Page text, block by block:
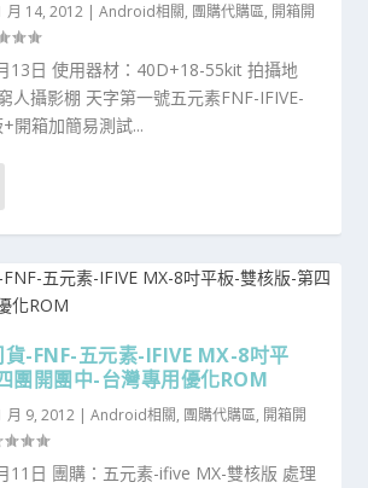
月 14, 2012 |Android相關, 團購代購區, 開箱開
13日 使用器材：40D+18-55kit 拍攝地
人攝影棚 天字第一號五元素FNF-IFIVE-
開箱加簡易測試...
-FNF-五元素-IFIVE MX-8吋平
團開團中-台灣專用優化ROM
月 9, 2012 |Android相關, 團購代購區, 開箱開
11日 團購：五元素-ifive MX-雙核版 處理